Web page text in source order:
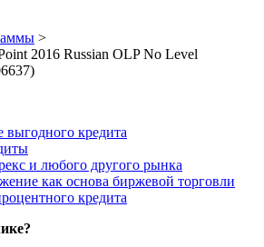
>
2016 Russian OLP No Level
кредита
и любого другого рынка
как основа биржевой торговли
кредита